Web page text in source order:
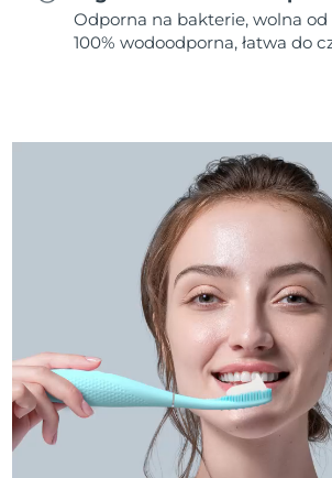
Odporna na bakterie, wolna od
100% wodoodporna, łatwa do